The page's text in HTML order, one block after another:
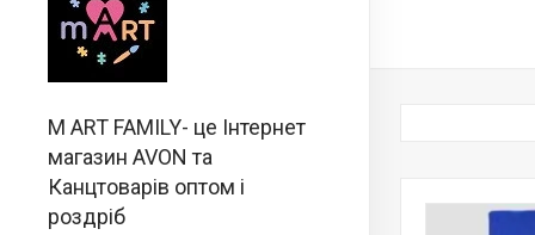
M ART FAMILY- це Інтернет
магазин AVON та
Канцтоварів оптом і
роздріб